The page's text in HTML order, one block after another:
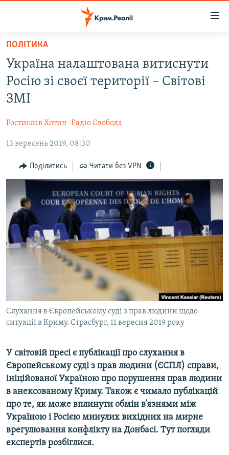
Перейти
основного
матеріалу
Перейти
до
основної
Перейти
пошуку
ВОДА.КРИМ
ВІДЕО ТА ФОТО
БЛОГИ
ПОГЛЯД
ІНТЕРВ'Ю
ВСЕ ЗА ДЕНЬ
СПЕЦПРОЕКТИ
ДЕПОРТАЦІЯ
ВІДЕОУРОКИ «ELIFBE»
СВІДЧЕННЯ ОКУПАЦІЇ
УКРАЇНСЬКА ПРОБЛЕМА КРИМУ
ІНФОГРАФІКА
ЯК ОБІЙТИ БЛОКУВАННЯ
Русский
ДОЛУЧАЙСЯ!
ПОЛІТИКА
Україна налаштована витиснути
Росію зі своєї території – Світові
ЗМІ
Ростислав Хотин Радіо Свобода
13 вересень 2019, 08:30
Поділитись Читати без VPN
Слухання в Європейському суді з прав людини щодо
ситуації в Криму. Страсбург, 11 вересня 2019 року
У світовій пресі є публікації про слухання в
Європейському суді з прав людини (ЄСПЛ) справи,
ініційованої Україною про порушення прав людини
в анексованому Криму. Також є чимало публікацій
про те, як може вплинути обмін в’язнями між
Україною і Росією минулих вихідних на мирне
врегулювання конфлікту на Донбасі. Тут погляди
експертів розбіглися.